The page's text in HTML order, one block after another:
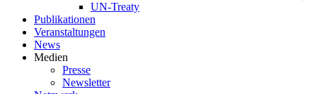
UN-Treaty
Publikationen
Veranstaltungen
News
Medien
Presse
Newsletter